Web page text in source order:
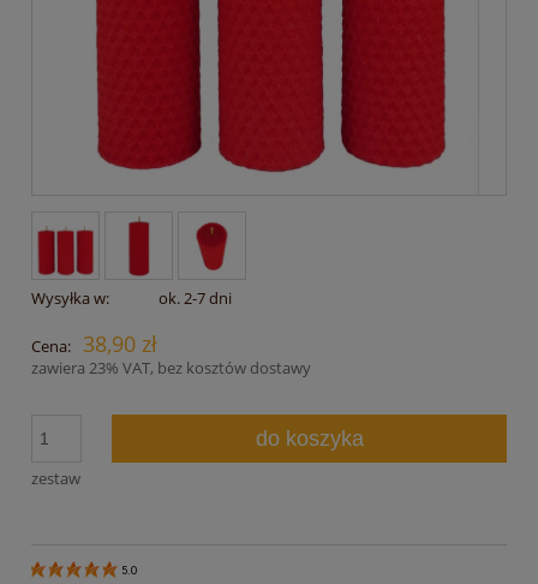
Wysyłka w: ok. 2-7 dni
Cena: 38,90 zł
zawiera 23% VAT, bez kosztów dostawy
zestaw
do koszyka
5.0